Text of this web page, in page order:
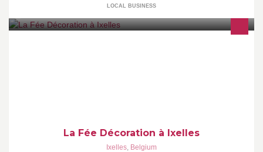
LOCAL BUSINESS
La Fée Décoration à Ixelles
Ixelles, Belgium